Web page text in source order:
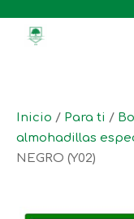
Inicio / Para ti /
almohadillas
NEGRO (Y02)